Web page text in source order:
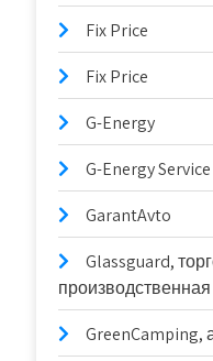
Fix Price
Fix Price
G-Energy
G-Energy
GarantAvto
Glassguard,
GreenCamping,